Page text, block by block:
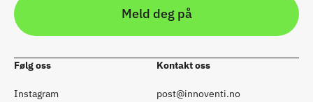
Meld deg på
Følg oss
Instagram
Kontakt oss
post@innoventi.no